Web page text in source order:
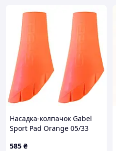
Насадка-колпачок Gabel
Sport Pad Orange 05/33
585 ₴